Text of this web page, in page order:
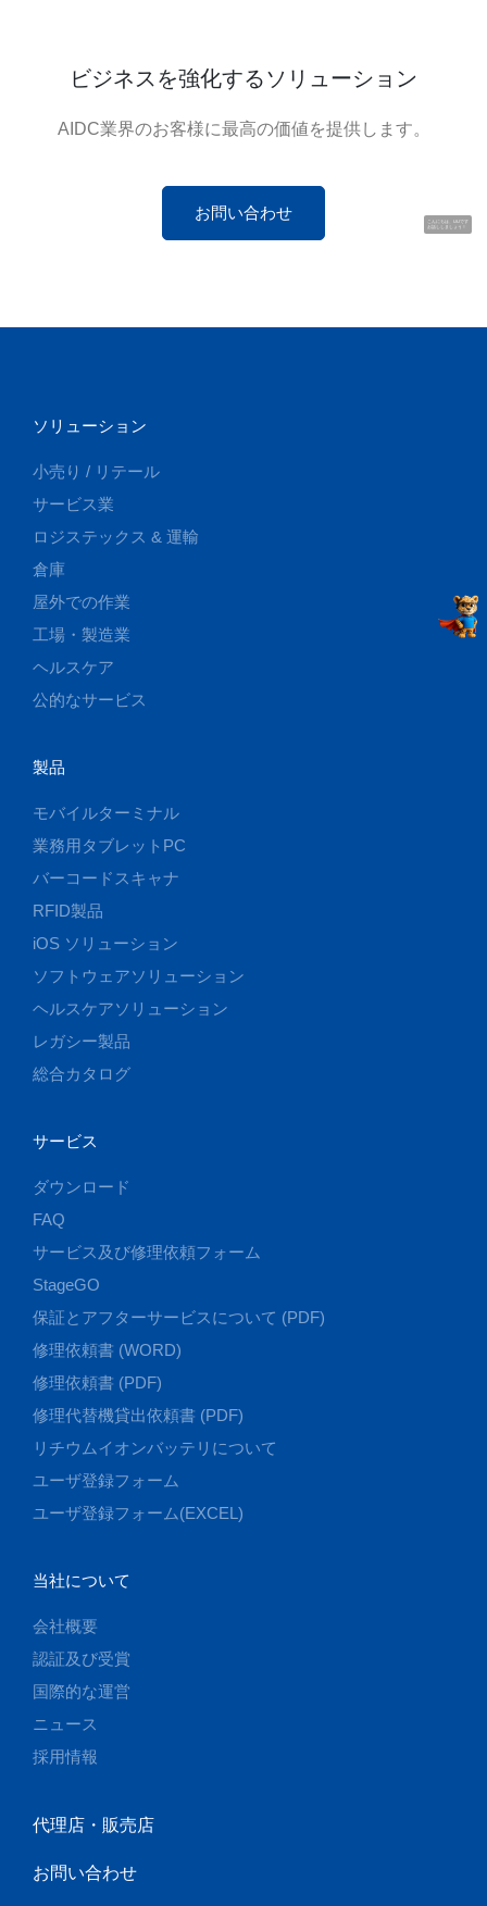
こんにちは、UUです
お話ししましょう！
ビジネスを強化するソリューション
AIDC業界のお客様に最高の価値を提供します。
お問い合わせ
ソリューション
小売り / リテール
サービス業
ロジステックス & 運輸
倉庫
屋外での作業
工場・製造業
ヘルスケア
公的なサービス
製品
モバイルターミナル
業務用タブレットPC
バーコードスキャナ
RFID製品
iOS ソリューション
ソフトウェアソリューション
ヘルスケアソリューション
レガシー製品
総合カタログ
サービス
ダウンロード
FAQ
サービス及び修理依頼フォーム
StageGO
保証とアフターサービスについて (PDF)
修理依頼書 (WORD)
修理依頼書 (PDF)
修理代替機貸出依頼書 (PDF)
リチウムイオンバッテリについて
ユーザ登録フォーム
ユーザ登録フォーム(EXCEL)
当社について
会社概要
認証及び受賞
国際的な運営
ニュース
採用情報
代理店・販売店
お問い合わせ